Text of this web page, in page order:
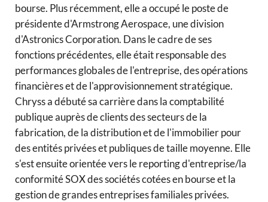
bourse. Plus récemment, elle a occupé le poste de
présidente d'Armstrong Aerospace, une division
d'Astronics Corporation. Dans le cadre de ses
fonctions précédentes, elle était responsable des
performances globales de l'entreprise, des opérations
financières et de l'approvisionnement stratégique.
Chryss a débuté sa carrière dans la comptabilité
publique auprès de clients des secteurs de la
fabrication, de la distribution et de l'immobilier pour
des entités privées et publiques de taille moyenne. Elle
s'est ensuite orientée vers le reporting d'entreprise/la
conformité SOX des sociétés cotées en bourse et la
gestion de grandes entreprises familiales privées.